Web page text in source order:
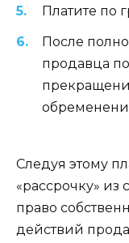
Платите по
После
продавца
Следуя этому
«рассрочку»
право
действий